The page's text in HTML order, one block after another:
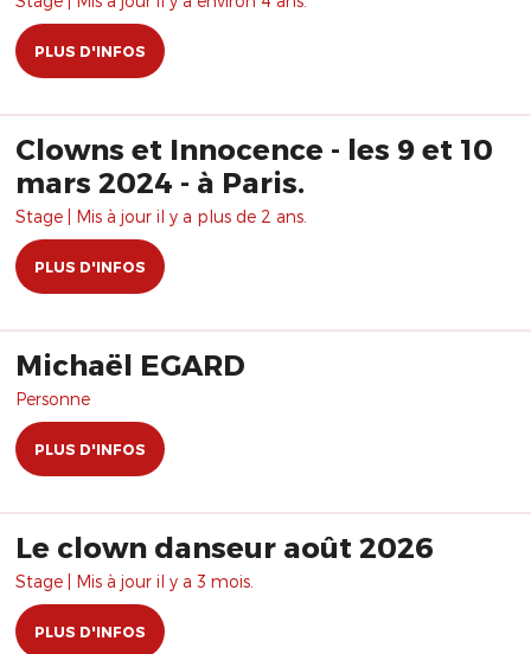
PLUS D'INFOS
Clowns et Innocence - les 9 et 10
mars 2024 - à Paris.
Stage | Mis à jour il y a plus de 2 ans.
PLUS D'INFOS
Michaël EGARD
Personne
PLUS D'INFOS
Le clown danseur août 2026
Stage | Mis à jour il y a 3 mois.
PLUS D'INFOS